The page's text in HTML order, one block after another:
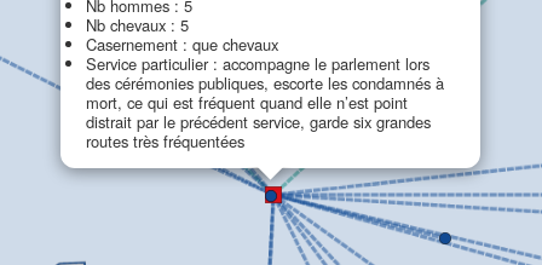
Nb hommes : 5
Nb chevaux : 5
Casernement : que chevaux
Service particulier : accompagne le parlement lors
des cérémonies publiques, escorte les condamnés à
mort, ce qui est fréquent quand elle n’est point
distrait par le précédent service, garde six grandes
routes très fréquentées